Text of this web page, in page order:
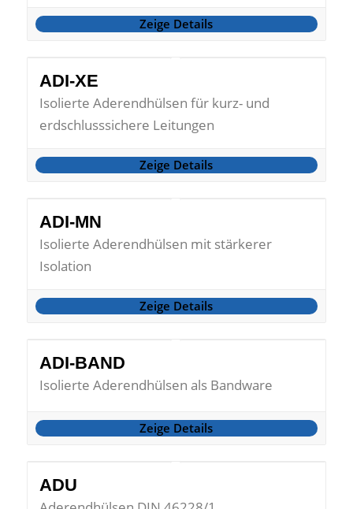
Zeige Details
ADI-XE
Isolierte Aderendhülsen für kurz- und
erdschlusssichere Leitungen
Zeige Details
ADI-MN
Isolierte Aderendhülsen mit stärkerer
Isolation
Zeige Details
ADI-BAND
Isolierte Aderendhülsen als Bandware
Zeige Details
ADU